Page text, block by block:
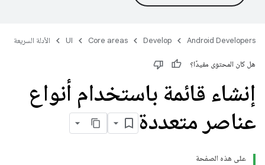
Android Developers
Develop
Core areas
UI الأدلة السريعة
هل كان المحتوى مفيدًا؟
إنشاء قائمة باستخدام أنواع
عناصر متعددة
على هذه الصفحة